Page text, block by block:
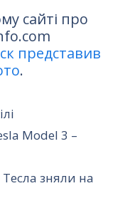
сайті про
представив
.
Model 3 –
Тесла зняли на